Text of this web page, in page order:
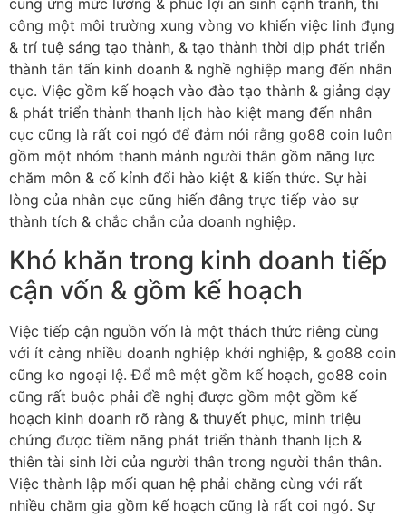
cung ứng mức lương & phúc lợi an sinh cạnh tranh, thi
công một môi trường xung vòng vo khiến việc linh đụng
& trí tuệ sáng tạo thành, & tạo thành thời dịp phát triển
thành tân tấn kinh doanh & nghề nghiệp mang đến nhân
cục. Việc gồm kế hoạch vào đào tạo thành & giảng dạy
& phát triển thành thanh lịch hào kiệt mang đến nhân
cục cũng là rất coi ngó để đảm nói rằng go88 coin luôn
gồm một nhóm thanh mảnh người thân gồm năng lực
chăm môn & cố kỉnh đổi hào kiệt & kiến thức. Sự hài
lòng của nhân cục cũng hiến đâng trực tiếp vào sự
thành tích & chắc chắn của doanh nghiệp.
Khó khăn trong kinh doanh tiếp
cận vốn & gồm kế hoạch
Việc tiếp cận nguồn vốn là một thách thức riêng cùng
với ít càng nhiều doanh nghiệp khởi nghiệp, & go88 coin
cũng ko ngoại lệ. Để mê mệt gồm kế hoạch, go88 coin
cũng rất buộc phải đề nghị được gồm một gồm kế
hoạch kinh doanh rõ ràng & thuyết phục, minh triệu
chứng được tiềm năng phát triển thành thanh lịch &
thiên tài sinh lời của người thân trong người thân thân.
Việc thành lập mối quan hệ phải chăng cùng với rất
nhiều chăm gia gồm kế hoạch cũng là rất coi ngó. Sự